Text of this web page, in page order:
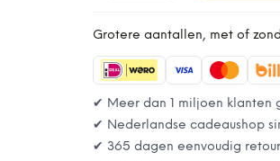
Grotere aantallen, met of
✔ Meer dan 1 miljoen klanten
✔ Nederlandse cadeaushop
✔ 365 dagen eenvoudig